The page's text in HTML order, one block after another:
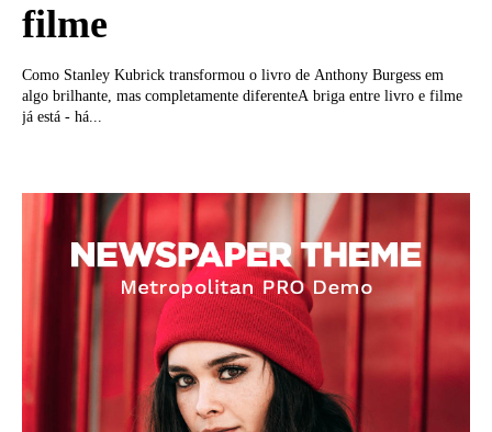
filme
Como Stanley Kubrick transformou o livro de Anthony Burgess em
algo brilhante, mas completamente diferenteA briga entre livro e filme
já está - há...